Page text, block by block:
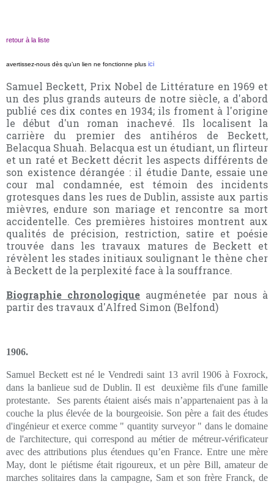
retour à la liste
avertissez-nous dès qu’un lien ne fonctionne plus ici
Samuel Beckett, Prix Nobel de Littérature en 1969 et
un des plus grands auteurs de notre siècle, a d'abord
publié ces dix contes en 1934; ils froment à l'origine
le début d'un roman inachevé. Ils localisent la
carrière du premier des antihéros de Beckett,
Belacqua Shuah. Belacqua est un étudiant, un flirteur
et un raté et Beckett décrit les aspects différents de
son existence dérangée : il étudie Dante, essaie une
cour mal condamnée, est témoin des incidents
grotesques dans les rues de Dublin, assiste aux partis
mièvres, endure son mariage et rencontre sa mort
accidentelle. Ces premières histoires montrent aux
qualités de précision, restriction, satire et poésie
trouvée dans les travaux matures de Beckett et
révèlent les stades initiaux soulignant le thène cher
à Beckett de la perplexité face à la souffrance.
Biographie chronologique augménetée par nous à
partir des travaux d'Alfred Simon (Belfond)
1906.
Samuel Beckett est né le Vendredi saint 13 avril 1906 à Foxrock,
dans la banlieue sud de Dublin. Il estdeuxième fils d'une famille
protestante.
Ses parents étaient aisés mais n’appartenaient pas à la
couche la plus élevée de la bourgeoisie. Son père a fait des études
d'ingénieur et exerce comme " quantity surveyor " dans le domaine
de l'architecture, qui correspond au métier de métreur-vérificateur
avec des attributions plus étendues qu’en France. Entre une mère
May, dont le piétisme était rigoureux, et un père Bill, amateur de
marches solitaires dans la campagne, Sam et son frère Franck, de